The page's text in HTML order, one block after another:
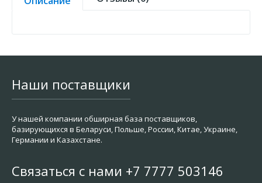
Наши поставщики
У нашей компании обширная база поставщиков,
базирующихся в Беларуси, Польше, России, Китае, Украине,
Германии и Казахстане.
Связаться с нами +7 7777 503146